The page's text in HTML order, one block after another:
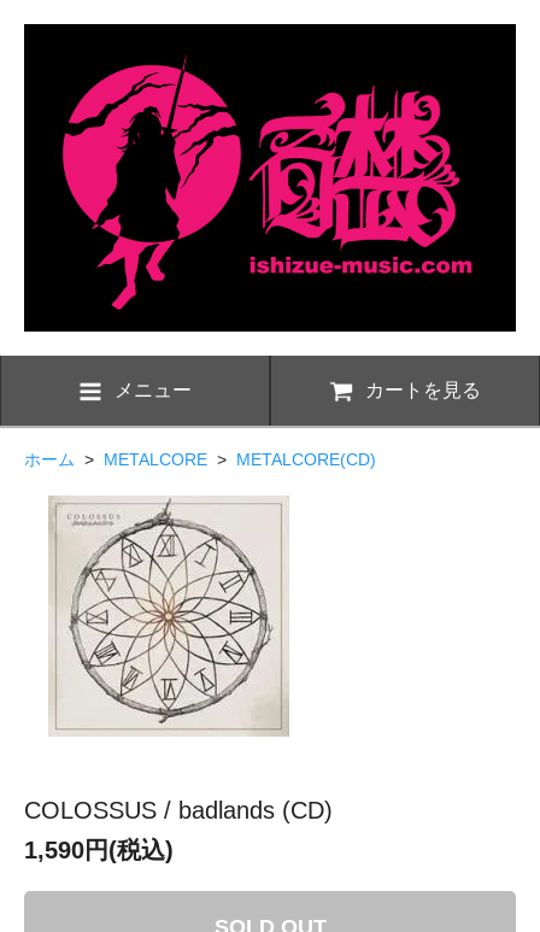
メニュー カートを見る
ホーム > METALCORE > METALCORE(CD)
COLOSSUS / badlands (CD)
1,590円(税込)
SOLD OUT